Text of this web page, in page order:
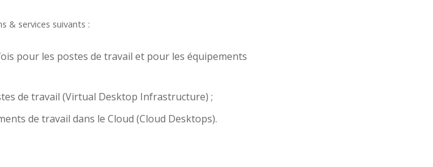
& services suivants :
pour les postes de travail et pour les équipements
de travail (Virtual Desktop Infrastructure) ;
de travail dans le Cloud (Cloud Desktops).